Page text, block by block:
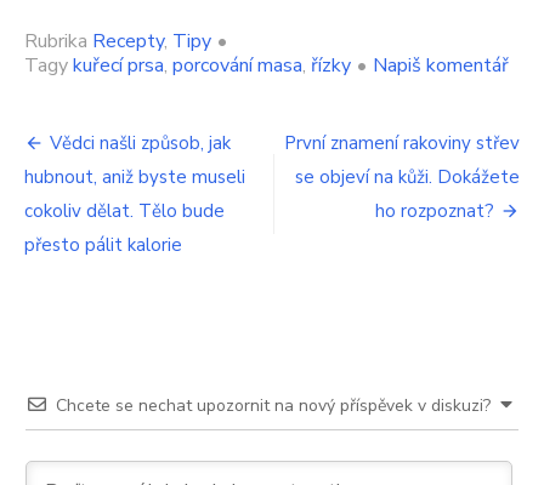
Rubrika Recepty, Tipy •
Tagykuřecí prsa, porcování masa, řízky • Napiš komentářon
Navigace
pro
příspěvek
Vědci našli způsob, jak
hubnout, aniž byste museli
cokoliv dělat. Tělo bude
přesto pálit kalorie
První znamení rakoviny střev
se objeví na kůži. Dokážete
ho rozpoznat?
Chcete se nechat upozornit na nový příspěvek v diskuzi?